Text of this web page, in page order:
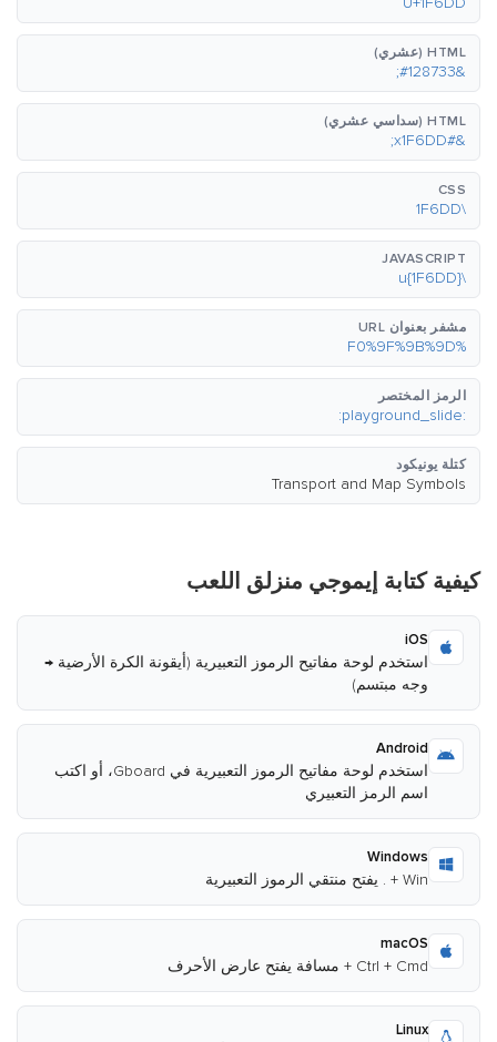
HTML (عشري)
&#128733;
HTML (سداسي عشري)
&#x1F6DD;
CSS
\1F6DD
JAVASCRIPT
\u{1F6DD}
مشفر بعنوان URL
%F0%9F%9B%9D
الرمز المختصر
:playground_slide:
كتلة يونيكود
Transport and Map Symbols
كيفية كتابة إيموجي منزلق اللعب
iOS
استخدم لوحة مفاتيح الرموز التعبيرية (أيقونة الكرة الأرضية →
وجه مبتسم)
Android
استخدم لوحة مفاتيح الرموز التعبيرية في Gboard، أو اكتب
اسم الرمز التعبيري
Windows
Win + . يفتح منتقي الرموز التعبيرية
macOS
Ctrl + Cmd + مسافة يفتح عارض الأحرف
Linux